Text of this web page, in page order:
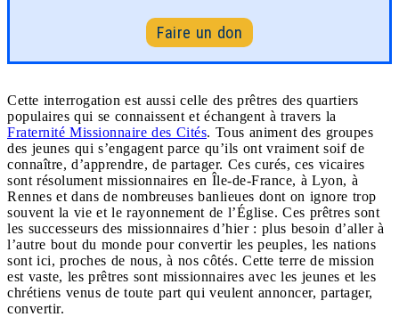
Faire un don
Cette interrogation est aussi celle des prêtres des quartiers
populaires qui se connaissent et échangent à travers la
Fraternité Missionnaire des Cités. Tous animent des groupes
des jeunes qui s’engagent parce qu’ils ont vraiment soif de
connaître, d’apprendre, de partager. Ces curés, ces vicaires
sont résolument missionnaires en Île-de-France, à Lyon, à
Rennes et dans de nombreuses banlieues dont on ignore trop
souvent la vie et le rayonnement de l’Église. Ces prêtres sont
les successeurs des missionnaires d’hier : plus besoin d’aller à
l’autre bout du monde pour convertir les peuples, les nations
sont ici, proches de nous, à nos côtés. Cette terre de mission
est vaste, les prêtres sont missionnaires avec les jeunes et les
chrétiens venus de toute part qui veulent annoncer, partager,
convertir.